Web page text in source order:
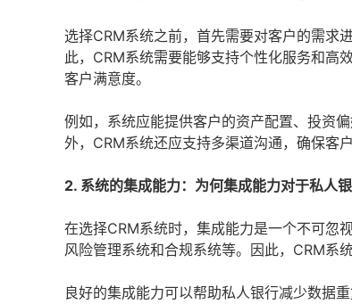
选择CRM系统之前，首先需要对客户的需求
此，CRM系统需要能够支持个性化服务和高
客户满意度。
例如，系统应能提供客户的资产配置、投资
外，CRM系统还应支持多渠道沟通，确保客
2. 系统的集成能力：为何集成能力对于私人银
在选择CRM系统时，集成能力是一个不可忽
风险管理系统和合规系统等。因此，CRM系
良好的集成能力可以帮助私人银行减少数据